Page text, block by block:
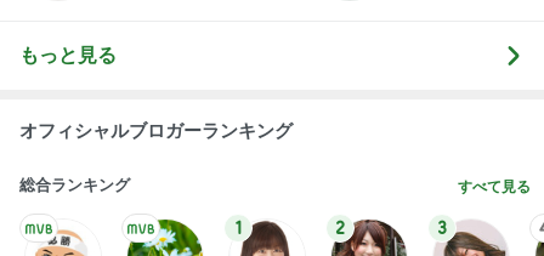
もっと見る
オフィシャルブロガーランキング
総合ランキング すべて見る
1 2 3